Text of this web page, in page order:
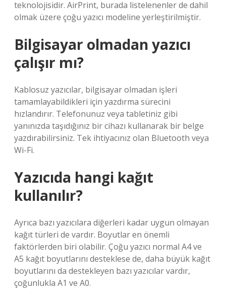
teknolojisidir. AirPrint, burada listelenenler de dahil
olmak üzere çoğu yazıcı modeline yerleştirilmiştir.
Bilgisayar olmadan yazıcı
çalışır mı?
Kablosuz yazıcılar, bilgisayar olmadan işleri
tamamlayabildikleri için yazdırma sürecini
hızlandırır. Telefonunuz veya tabletiniz gibi
yanınızda taşıdığınız bir cihazı kullanarak bir belge
yazdırabilirsiniz. Tek ihtiyacınız olan Bluetooth veya
Wi-Fi.
Yazıcıda hangi kağıt
kullanılır?
Ayrıca bazı yazıcılara diğerleri kadar uygun olmayan
kağıt türleri de vardır. Boyutlar en önemli
faktörlerden biri olabilir. Çoğu yazıcı normal A4 ve
A5 kağıt boyutlarını desteklese de, daha büyük kağıt
boyutlarını da destekleyen bazı yazıcılar vardır,
çoğunlukla A1 ve A0.